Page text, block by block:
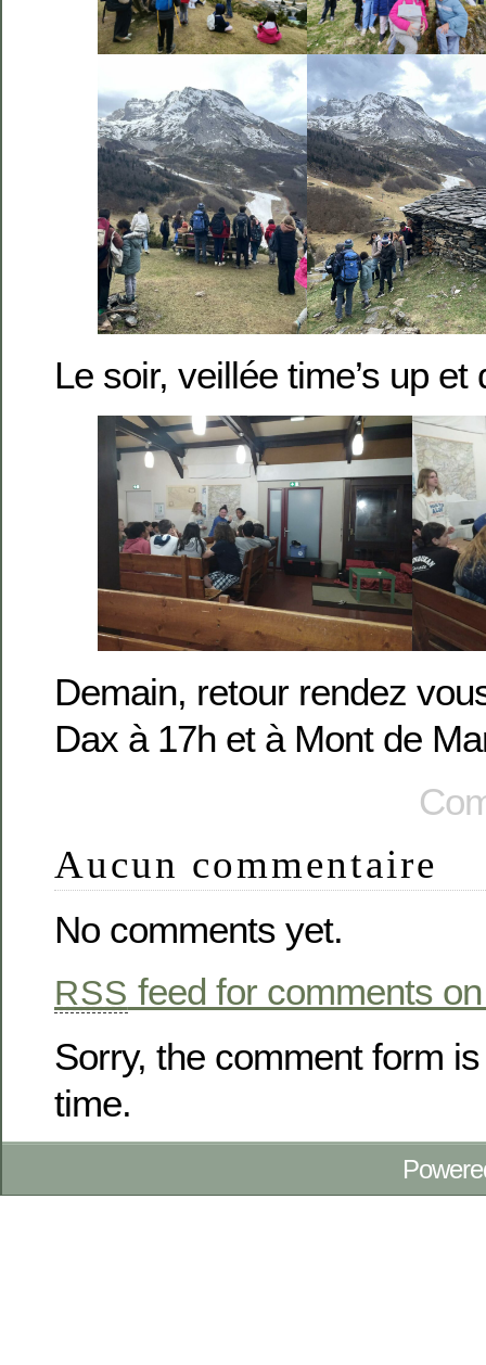
Le soir, veillée time’s up
Demain, retour rendez
Dax à 17h et à Mont de
Aucun commentaire
No comments yet.
RSS feed for comments
Sorry, the comment form
time.